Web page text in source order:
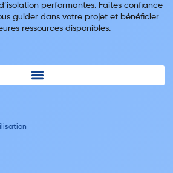
performantes. Faites confiance
guider dans votre projet et bénéficier
ressources disponibles.